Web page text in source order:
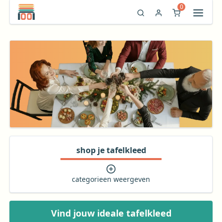
0
shop je tafelkleed
categorieen weergeven
Vind jouw ideale tafelkleed